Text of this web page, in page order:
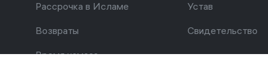
Рассрочка в Исламе
Возвраты
Время намаза
Устав
Свидетельство